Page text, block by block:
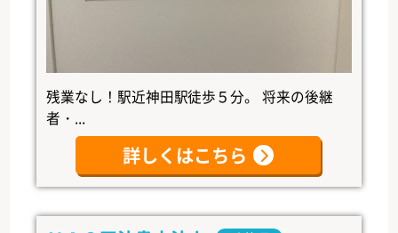
残業なし！駅近神田駅徒歩５分。 将来の後継
者・...
詳しくはこちら